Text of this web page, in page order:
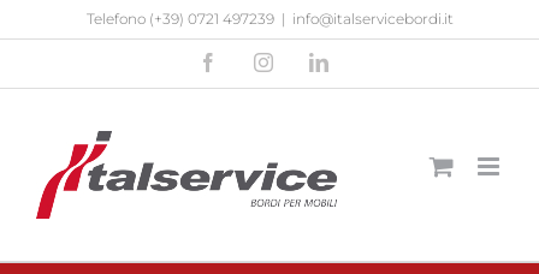
contenuto
Telefono (+39) 0721 497239 | info@italservicebordi.it
FacebookInstagramLinkedIn